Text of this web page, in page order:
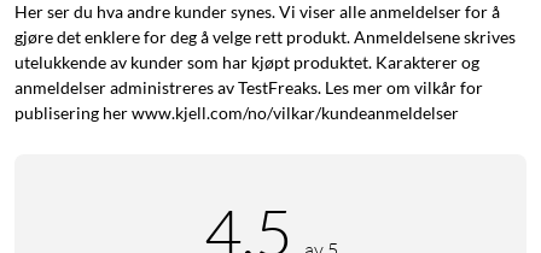
Tilkobling: 4-pin Molex-hann til SATA-strøm-hunn
Type: Strømadapter
Kabellengde: 10 cm
Her ser du hva andre kunder synes. Vi viser alle anmeldelser for å
gjøre det enklere for deg å velge rett produkt. Anmeldelsene skrives
utelukkende av kunder som har kjøpt produktet. Karakterer og
anmeldelser administreres av TestFreaks. Les mer om vilkår for
publisering her www.kjell.com/no/vilkar/kundeanmeldelser
4.5